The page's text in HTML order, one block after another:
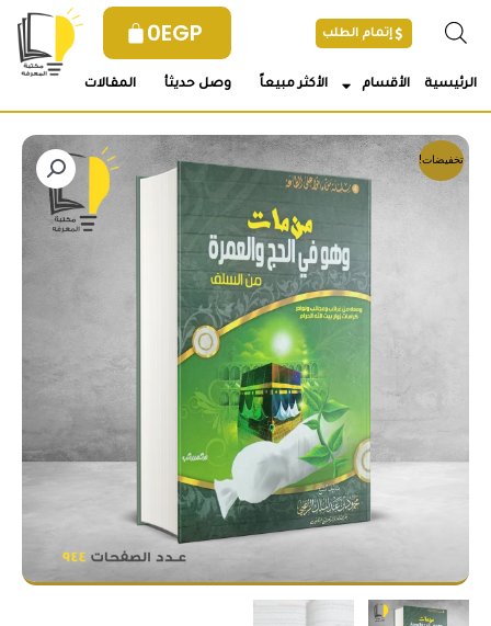
0EGP إتمام الطلب
الرئيسية الأقسام الأكثر مبيعاً وصل حديثأ المقالات
تخفيضات!